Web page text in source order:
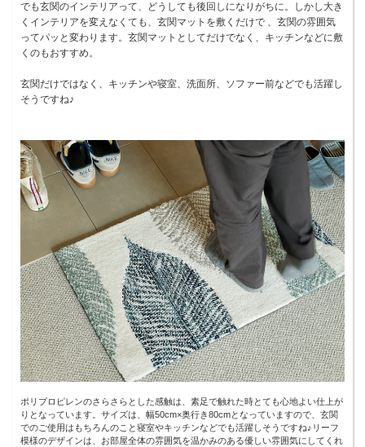
でも玄関のインテリアって、どうしても後回しになりがちに。しかし大き
くインテリアを変えなくても、玄関マットを敷くだけで 、玄関の雰囲気
ってパッと変わります。玄関マットとしてだけでなく、キッチンなどに敷
くのもおすすめ。
玄関だけではなく、キッチンや寝室、洗面所、ソファー前などでも活躍し
そうですね♪
ポリプロピレンのさらさらとした感触は、素足で触れた時とても心地よい仕上が
りとなっています。サイズは、幅50cm×奥行き80cmとなっていますので、玄関
でのご使用はもちろんのこと寝室やキッチンなどでも活躍しそうですね♪リーフ
模様のデザインは、お部屋全体の雰囲気を温かみのある優しい雰囲気にしてくれ